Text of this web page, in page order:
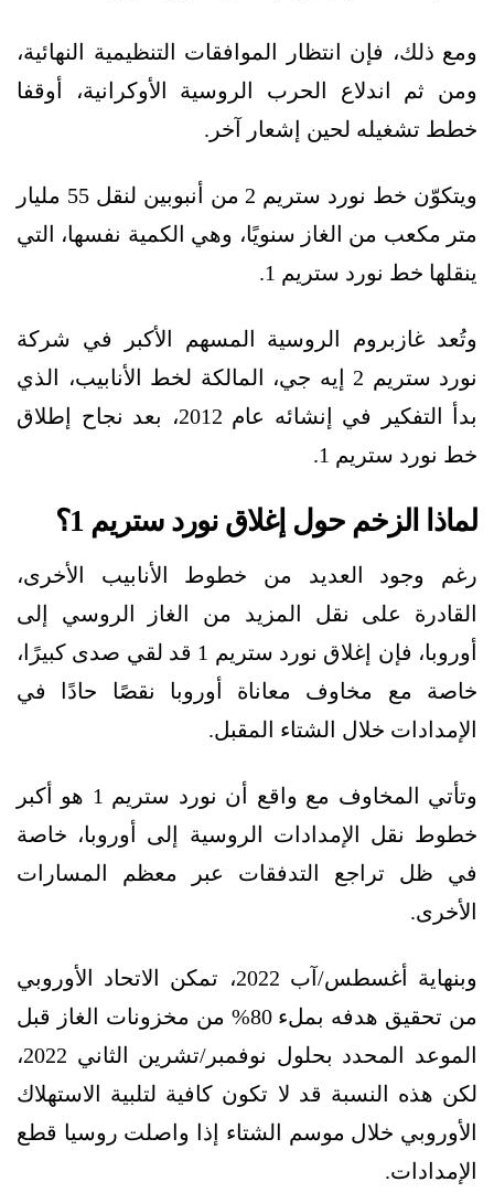
ومع ذلك، فإن انتظار الموافقات التنظيمية النهائية،
ومن ثم اندلاع الحرب الروسية الأوكرانية، أوقفا
خطط تشغيله لحين إشعار آخر.
ويتكوّن خط نورد ستريم 2 من أنبوبين لنقل 55 مليار
متر مكعب من الغاز سنويًا، وهي الكمية نفسها، التي
ينقلها خط نورد ستريم 1.
وتُعد غازبروم الروسية المسهم الأكبر في شركة
نورد ستريم 2 إيه جي، المالكة لخط الأنابيب، الذي
بدأ التفكير في إنشائه عام 2012، بعد نجاح إطلاق
خط نورد ستريم 1.
لماذا الزخم حول إغلاق نورد ستريم 1؟
رغم وجود العديد من خطوط الأنابيب الأخرى،
القادرة على نقل المزيد من الغاز الروسي إلى
أوروبا، فإن إغلاق نورد ستريم 1 قد لقي صدى كبيرًا،
خاصة مع مخاوف معاناة أوروبا نقصًا حادًا في
الإمدادات خلال الشتاء المقبل.
وتأتي المخاوف مع واقع أن نورد ستريم 1 هو أكبر
خطوط نقل الإمدادات الروسية إلى أوروبا، خاصة
في ظل تراجع التدفقات عبر معظم المسارات
الأخرى.
وبنهاية أغسطس/آب 2022، تمكن الاتحاد الأوروبي
من تحقيق هدفه بملء 80% من مخزونات الغاز قبل
الموعد المحدد بحلول نوفمبر/تشرين الثاني 2022،
لكن هذه النسبة قد لا تكون كافية لتلبية الاستهلاك
الأوروبي خلال موسم الشتاء إذا واصلت روسيا قطع
الإمدادات.